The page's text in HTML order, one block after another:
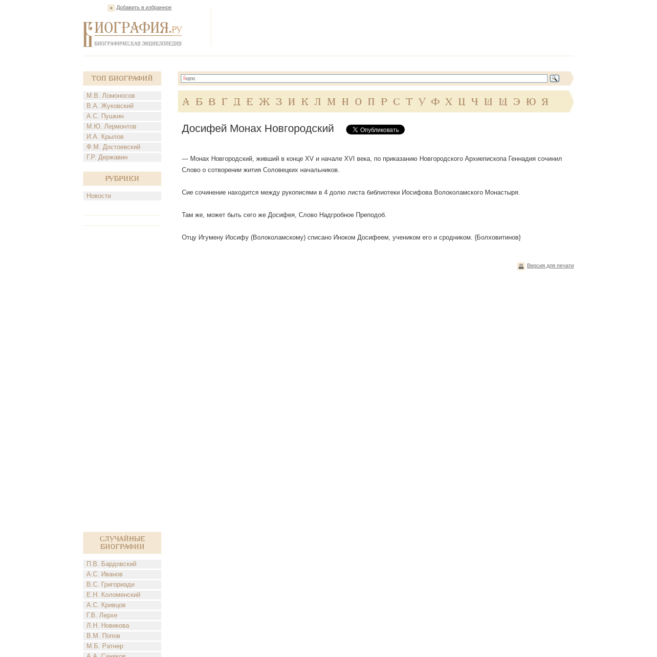
Добавить в избранное
Топ Биографий
М.В. Ломоносов
В.А. Жуковский
А.С. Пушкин
М.Ю. Лермонтов
И.А. Крылов
Ф.М. Достоевский
Г.Р. Державин
Рубрики
Новости
Случайные
биографии
П.В. Бардовский
А.С. Иванов
В.С. Григориади
Е.Н. Коломенский
А.С. Кривцов
Г.В. Лерхе
Л.Н. Новикова
В.М. Попов
М.Б. Ратнер
А Б В Г Д Е Ж З И К Л М Н О П Р С Т У Ф Х Ц Ч Ш Щ Э Ю Я
Досифей Монах Новгородский
— Монах Новгородский, живший в конце XV и начале XVI века, по приказанию Новгородского Архиепископа Геннадия сочинил
Слово о сотворении жития Соловецких начальников.
Сие сочинение находится между рукописями в 4 долю листа библиотеки Иосифова Волоколамского Монастыря.
Там же, может быть сего же Досифея, Слово Надгробное Преподоб.
Отцу Игумену Иосифу (Волоколамскому) списано Иноком Досифеем, учеником его и сродником. {Болховитинов}
Версия для печати